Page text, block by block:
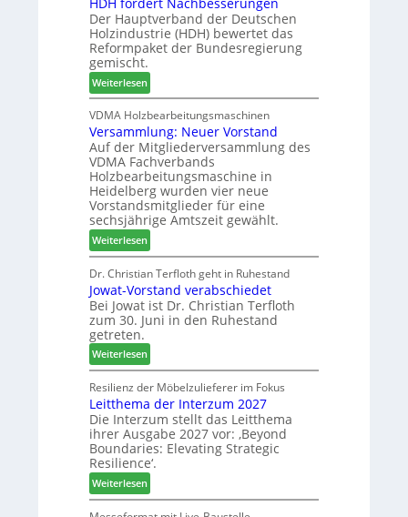
e
r
e
n
2
0
2
6
t
B
e
s
u
c
h
e
r
z
a
h
l
e
n
t
b
o
t
h
i
l
t
b
e
P
r
o
u
k
t
s
u
c
e
Der Hauptverband der Deutschen
Holzindustrie (HDH) bewertet das
Reformpaket der Bundesregierung
gemischt.
Weiterlesen:
H
D
H
f
o
r
d
e
r
t
N
a
c
h
b
e
s
s
e
r
u
n
g
e
n
VDMA Holzbearbeitungsmaschinen
Versammlung: Neuer Vorstand
Auf der Mitgliederversammlung des
VDMA Fachverbands
Holzbearbeitungsmaschine in
Heidelberg wurden vier neue
Vorstandsmitglieder für eine
sechsjährige Amtszeit gewählt.
Weiterlesen:
V
e
r
s
a
m
l
u
n
g
:
N
e
u
e
Dr. Christian Terfloth geht in Ruhestand
Jowat-Vorstand verabschiedet
Bei Jowat ist Dr. Christian Terfloth
zum 30. Juni in den Ruhestand
getreten.
Weiterlesen:
J
o
w
a
t
-
V
o
r
Resilienz der Möbelzulieferer im Fokus
Leitthema der Interzum 2027
Die Interzum stellt das Leitthema
ihrer Ausgabe 2027 vor: ‚Beyond
Boundaries: Elevating Strategic
Resilience‘.
Weiterlesen:
L